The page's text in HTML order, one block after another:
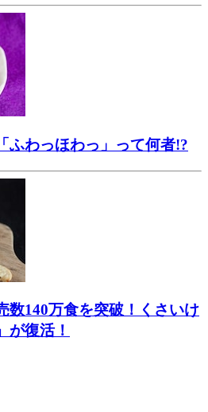
ふわっほわっ」って何者!?
数140万食を突破！くさいけ
が復活！